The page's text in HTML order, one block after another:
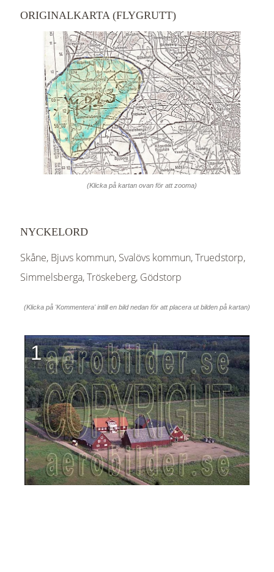
ORIGINALKARTA (FLYGRUTT)
(Klicka på kartan ovan för att zooma)
NYCKELORD
Skåne, Bjuvs kommun, Svalövs kommun, Truedstorp,
Simmelsberga, Tröskeberg, Gödstorp
(Klicka på 'Kommentera' intill en bild nedan för att placera ut bilden på kartan)
1